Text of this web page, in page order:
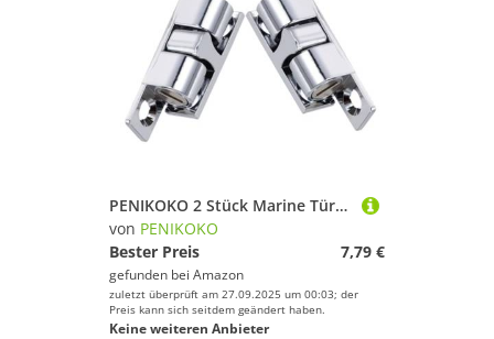
PENIKOKO 2 Stück Marine Türstopper Schranktürbeschläge Riegel Schrank Rostfreier Rollenriegel Möbelbeschläge Türriegel Doppelkugel Spannriegel Schranktorriegel Silberfarbener
von PENIKOKO
Bester Preis
7,79 €
gefunden bei Amazon
zuletzt überprüft am 27.09.2025 um 00:03; der
Preis kann sich seitdem geändert haben.
Keine weiteren Anbieter